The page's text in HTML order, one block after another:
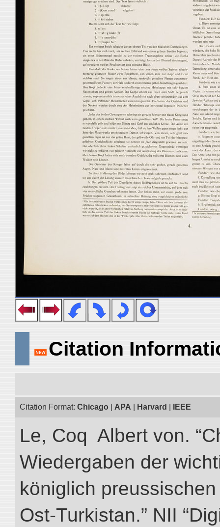
Citation
Citation Format: Chicago APA Harvard IEEE
Le, Coq Albert von.
Wiedergaben der
königlich
Ost-Turkistan.” NII